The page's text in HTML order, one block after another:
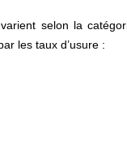
selon la
les taux d’usure :